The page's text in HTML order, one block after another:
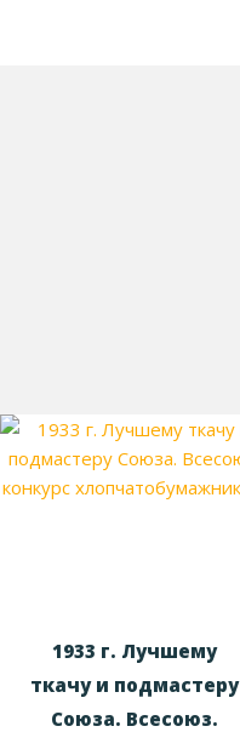
1933 г. Лучшему
ткачу и подмастеру
Союза. Всесоюз.